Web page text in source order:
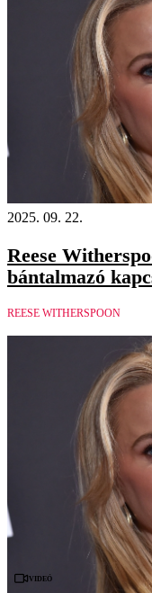
2025. 09. 22.
Reese
bántalmazó
REESE WITHERSPOON
Videó